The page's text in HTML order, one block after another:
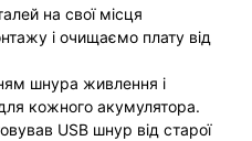
на свої місця
і очищаємо плату від
шнура живлення і
кожного акумулятора.
USB шнур від старої